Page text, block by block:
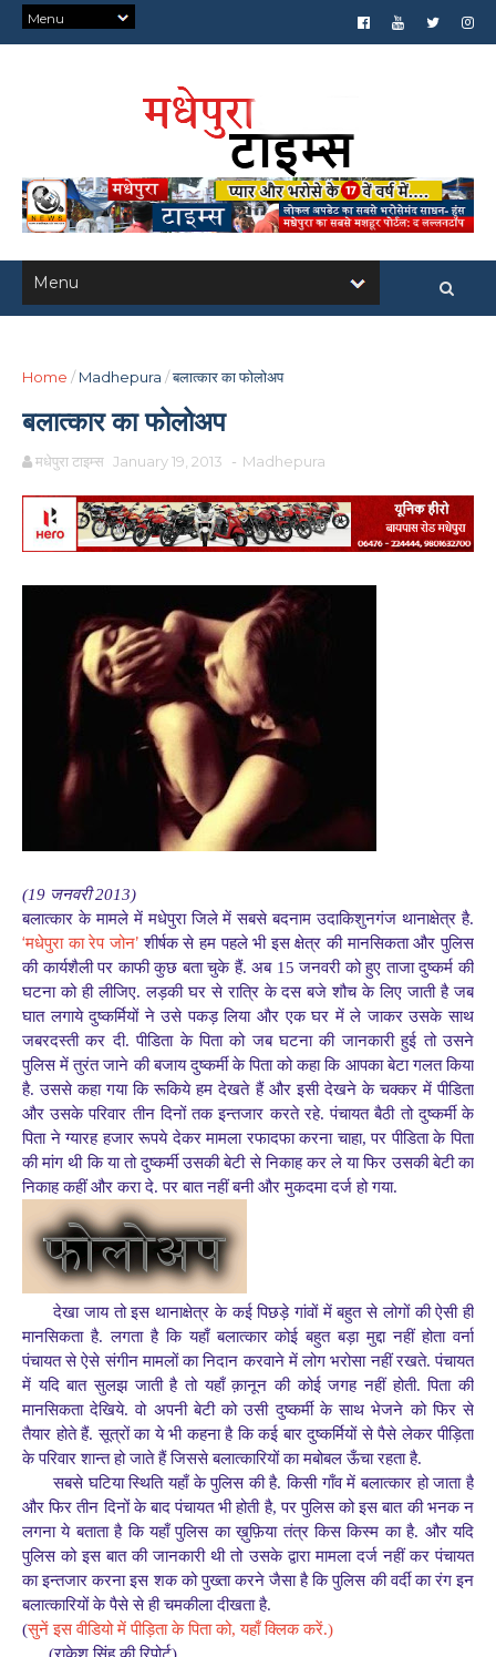
Home / Madhepura /बलात्कार का फोलोअप
बलात्कार का फोलोअप
मधेपुरा टाइम्स January 19, 2013 - Madhepura
(19 जनवरी 2013)
बलात्कार के मामले में मधेपुरा जिले में सबसे बदनाम उदाकिशुनगंज थानाक्षेत्र है.
‘मधेपुरा का रेप जोन’शीर्षक से हम पहले भी इस क्षेत्र की मानसिकता और पुलिस
की कार्यशैली पर काफी कुछ बता चुके हैं. अब 15 जनवरी को हुए ताजा दुष्कर्म की
घटना को ही लीजिए. लड़की घर से रात्रि के दस बजे शौच के लिए जाती है जब
घात लगाये दुष्कर्मियों ने उसे पकड़ लिया और एक घर में ले जाकर उसके साथ
जबरदस्ती कर दी. पीडिता के पिता को जब घटना की जानकारी हुई तो उसने
पुलिस में तुरंत जाने की बजाय दुष्कर्मी के पिता को कहा कि आपका बेटा गलत किया
है. उससे कहा गया कि रूकिये हम देखते हैं और इसी देखने के चक्कर में पीडिता
और उसके परिवार तीन दिनों तक इन्तजार करते रहे. पंचायत बैठी तो दुष्कर्मी के
पिता ने ग्यारह हजार रूपये देकर मामला रफादफा करना चाहा, पर पीडिता के पिता
की मांग थी कि या तो दुष्कर्मी उसकी बेटी से निकाह कर ले या फिर उसकी बेटी का
निकाह कहीं और करा दे. पर बात नहीं बनी और मुकदमा दर्ज हो गया.
देखा जाय तो इस थानाक्षेत्र के कई पिछड़े गांवों में बहुत से लोगों की ऐसी ही
मानसिकता है. लगता है कि यहाँ बलात्कार कोई बहुत बड़ा मुद्दा नहीं होता वर्ना
पंचायत से ऐसे संगीन मामलों का निदान करवाने में लोग भरोसा नहीं रखते. पंचायत
में यदि बात सुलझ जाती है तो यहाँ क़ानून की कोई जगह नहीं होती. पिता की
मानसिकता देखिये. वो अपनी बेटी को उसी दुष्कर्मी के साथ भेजने को फिर से
तैयार होते हैं. सूत्रों का ये भी कहना है कि कई बार दुष्कर्मियों से पैसे लेकर पीड़िता
के परिवार शान्त हो जाते हैं जिससे बलात्कारियों का मबोबल ऊँचा रहता है.
सबसे घटिया स्थिति यहाँ के पुलिस की है. किसी गाँव में बलात्कार हो जाता है
और फिर तीन दिनों के बाद पंचायत भी होती है, पर पुलिस को इस बात की भनक न
लगना ये बताता है कि यहाँ पुलिस का ख़ुफ़िया तंत्र किस किस्म का है. और यदि
पुलिस को इस बात की जानकारी थी तो उसके द्वारा मामला दर्ज नहीं कर पंचायत
का इन्तजार करना इस शक को पुख्ता करने जैसा है कि पुलिस की वर्दी का रंग इन
बलात्कारियों के पैसे से ही चमकीला दीखता है.
(सुनें इस वीडियो में पीड़िता के पिता को, यहाँ क्लिक करें.)
(राकेश सिंह की रिपोर्ट)